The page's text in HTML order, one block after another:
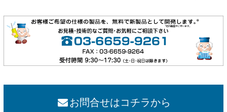
お問合せはコチラから